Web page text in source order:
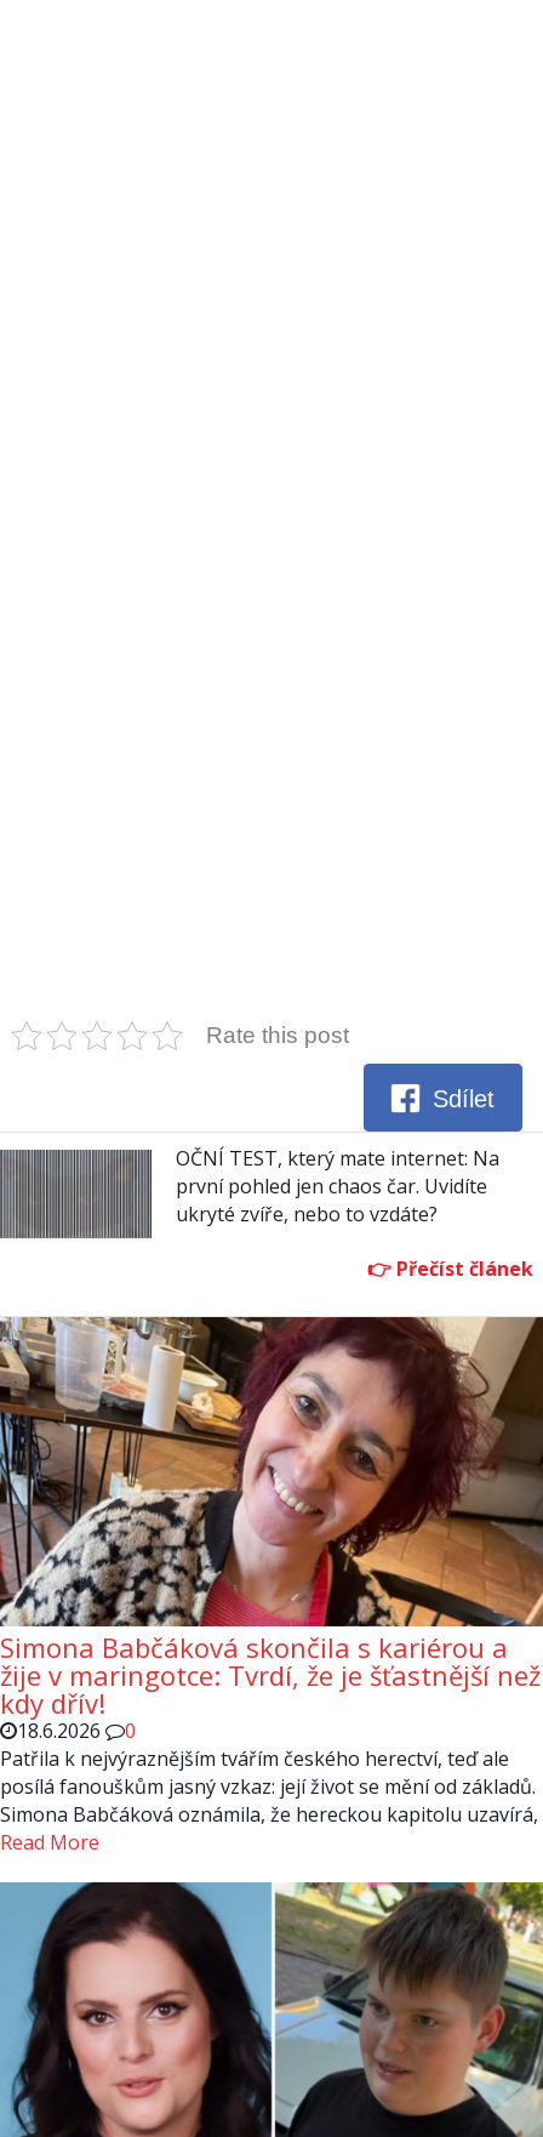
Rate this post
Sdílet
OČNÍ TEST, který mate internet: Na
první pohled jen chaos čar. Uvidíte
ukryté zvíře, nebo to vzdáte?
Simona Babčáková skončila s kariérou a
žije v maringotce: Tvrdí, že je šťastnější než
kdy dřív!
18.6.2026
0
Patřila k nejvýraznějším tvářím českého herectví, teď ale
posílá fanouškům jasný vzkaz: její život se mění od základů.
Simona Babčáková oznámila, že hereckou kapitolu uzavírá,
Read More